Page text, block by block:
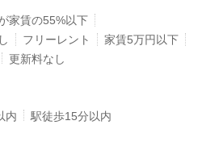
家賃の55%以下
フリーレント
家賃5万円以下
更新料なし
内 駅徒歩15分以内